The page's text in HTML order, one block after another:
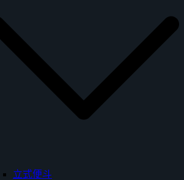
立式便斗